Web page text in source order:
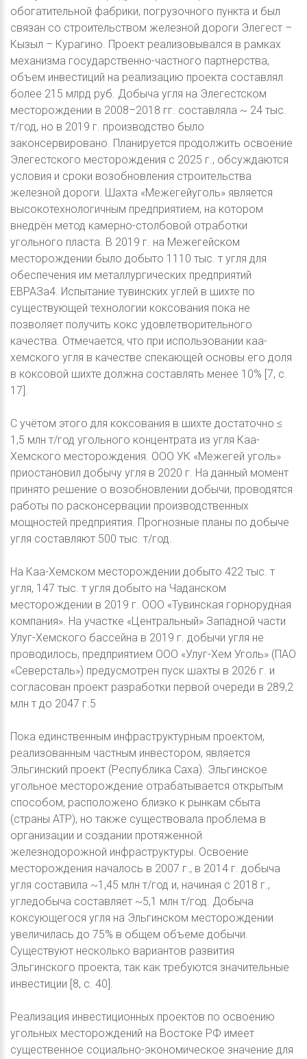
обогатительной фабрики, погрузочного пункта и был
связан со строительством железной дороги Элегест –
Кызыл – Курагино. Проект реализовывался в рамках
механизма государственно-частного партнерства,
объем инвестиций на реализацию проекта составлял
более 215 млрд руб. Добыча угля на Элегестском
месторождении в 2008–2018 гг. составляла ~ 24 тыс.
т/год, но в 2019 г. производство было
законсервировано. Планируется продолжить освоение
Элегестского месторождения с 2025 г., обсуждаются
условия и сроки возобновления строительства
железной дороги. Шахта «Межегейуголь» является
высокотехнологичным предприятием, на котором
внедрён метод камерно-столбовой отработки
угольного пласта. В 2019 г. на Межегейском
месторождении было добыто 1110 тыс. т угля для
обеспечения им металлургических предприятий
ЕВРАЗа4. Испытание тувинских углей в шихте по
существующей технологии коксования пока не
позволяет получить кокс удовлетворительного
качества. Отмечается, что при использовании каа-
хемского угля в качестве спекающей основы его доля
в коксовой шихте должна составлять менее 10% [7, c.
17].
С учётом этого для коксования в шихте достаточно ≤
1,5 млн т/год угольного концентрата из угля Каа-
Хемского месторождения. ООО УК «Межегей уголь»
приостановил добычу угля в 2020 г. На данный момент
принято решение о возобновлении добычи, проводятся
работы по расконсервации производственных
мощностей предприятия. Прогнозные планы по добыче
угля составляют 500 тыс. т/год.
На Каа-Хемском месторождении добыто 422 тыс. т
угля, 147 тыс. т угля добыто на Чаданском
месторождении в 2019 г. ООО «Тувинская горнорудная
компания». На участке «Центральный» Западной части
Улуг-Хемского бассейна в 2019 г. добычи угля не
проводилось, предприятием ООО «Улуг-Хем Уголь» (ПАО
«Северсталь») предусмотрен пуск шахты в 2026 г. и
согласован проект разработки первой очереди в 289,2
млн т до 2047 г.5
Пока единственным инфраструктурным проектом,
реализованным частным инвестором, является
Эльгинский проект (Республика Саха). Эльгинское
угольное месторождение отрабатывается открытым
способом, расположено близко к рынкам сбыта
(страны АТР), но также существовала проблема в
организации и создании протяженной
железнодорожной инфраструктуры. Освоение
месторождения началось в 2007 г., в 2014 г. добыча
угля составила ~1,45 млн т/год и, начиная с 2018 г.,
угледобыча составляет ~5,1 млн т/год. Добыча
коксующегося угля на Эльгинском месторождении
увеличилась до 75% в общем объеме добычи.
Существуют несколько вариантов развития
Эльгинского проекта, так как требуются значительные
инвестиции [8, c. 40].
Реализация инвестиционных проектов по освоению
угольных месторождений на Востоке РФ имеет
существенное социально-экономическое значение для